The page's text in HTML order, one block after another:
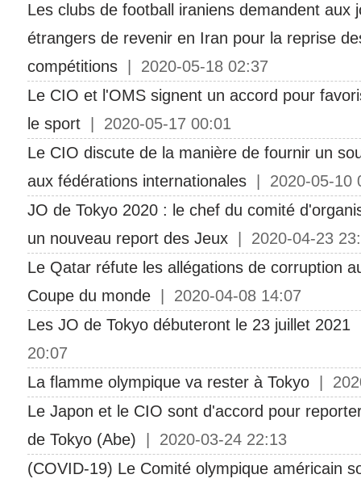
Les clubs de football iraniens demandent aux
étrangers de revenir en Iran pour la reprise
compétitions | 2020-05-18 02:37
Le CIO et l'OMS signent un accord pour
le sport | 2020-05-17 00:01
Le CIO discute de la manière de fournir un
aux fédérations internationales | 2020-05-10
JO de Tokyo 2020 : le chef du comité
un nouveau report des Jeux | 2020-04-23
Le Qatar réfute les allégations de corruption
Coupe du monde | 2020-04-08 14:07
Les JO de Tokyo débuteront le 23 juillet 2021
20:07
La flamme olympique va rester à Tokyo |
Le Japon et le CIO sont d'accord pour
de Tokyo (Abe) | 2020-03-24 22:13
(COVID-19) Le Comité olympique américain